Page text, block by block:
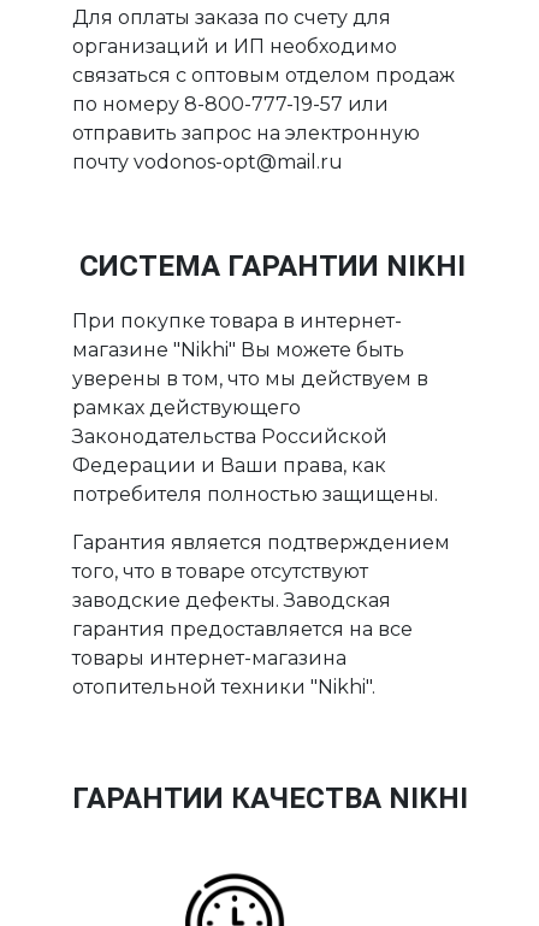
Для оплаты заказа по счету для
организаций и ИП необходимо
связаться с оптовым отделом продаж
по номеру 8-800-777-19-57 или
отправить запрос на электронную
почту vodonos-opt@mail.ru
СИСТЕМА ГАРАНТИИ NIKHI
При покупке товара в интернет-
магазине "Nikhi" Вы можете быть
уверены в том, что мы действуем в
рамках действующего
Законодательства Российской
Федерации и Ваши права, как
потребителя полностью защищены.
Гарантия является подтверждением
того, что в товаре отсутствуют
заводские дефекты. Заводская
гарантия предоставляется на все
товары интернет-магазина
отопительной техники "Nikhi".
ГАРАНТИИ КАЧЕСТВА NIKHI